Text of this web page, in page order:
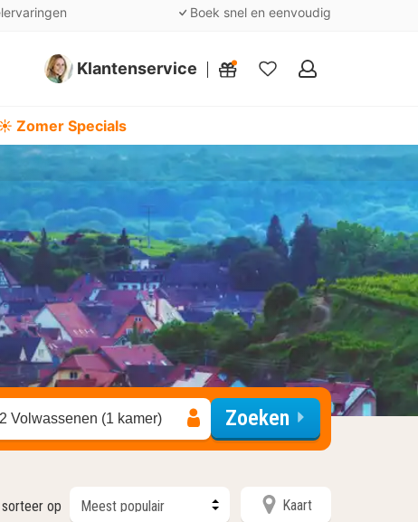
Boek snel en eenvoudig
Klantenservice
Mijn
Zomer Specials
2 Volwassenen (1 kamer) Zoeken
sorteer op Kaart